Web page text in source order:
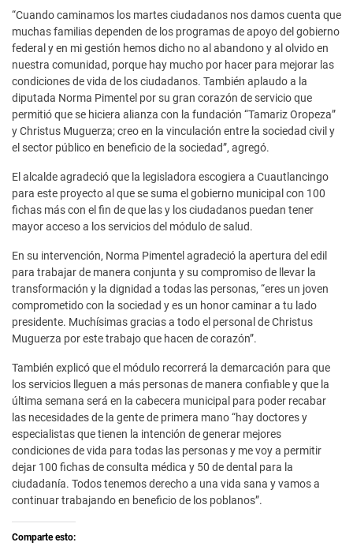
“Cuando caminamos los martes ciudadanos nos damos cuenta que
muchas familias dependen de los programas de apoyo del gobierno
federal y en mi gestión hemos dicho no al abandono y al olvido en
nuestra comunidad, porque hay mucho por hacer para mejorar las
condiciones de vida de los ciudadanos. También aplaudo a la
diputada Norma Pimentel por su gran corazón de servicio que
permitió que se hiciera alianza con la fundación “Tamariz Oropeza”
y Christus Muguerza; creo en la vinculación entre la sociedad civil y
el sector público en beneficio de la sociedad”, agregó.
El alcalde agradeció que la legisladora escogiera a Cuautlancingo
para este proyecto al que se suma el gobierno municipal con 100
fichas más con el fin de que las y los ciudadanos puedan tener
mayor acceso a los servicios del módulo de salud.
En su intervención, Norma Pimentel agradeció la apertura del edil
para trabajar de manera conjunta y su compromiso de llevar la
transformación y la dignidad a todas las personas, “eres un joven
comprometido con la sociedad y es un honor caminar a tu lado
presidente. Muchísimas gracias a todo el personal de Christus
Muguerza por este trabajo que hacen de corazón”.
También explicó que el módulo recorrerá la demarcación para que
los servicios lleguen a más personas de manera confiable y que la
última semana será en la cabecera municipal para poder recabar
las necesidades de la gente de primera mano “hay doctores y
especialistas que tienen la intención de generar mejores
condiciones de vida para todas las personas y me voy a permitir
dejar 100 fichas de consulta médica y 50 de dental para la
ciudadanía. Todos tenemos derecho a una vida sana y vamos a
continuar trabajando en beneficio de los poblanos”.
Comparte esto: